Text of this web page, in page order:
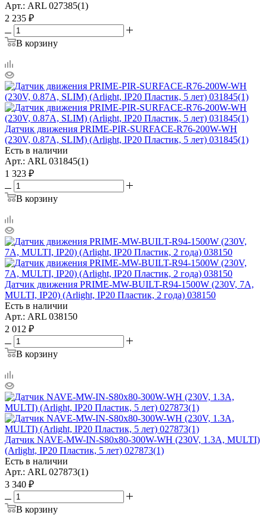
Арт.: ARL 027385(1)
2 235 ₽
В корзину
Датчик движения PRIME-PIR-SURFACE-R76-200W-WH
(230V, 0.87A, SLIM) (Arlight, IP20 Пластик, 5 лет) 031845(1)
Есть в наличии
Арт.: ARL 031845(1)
1 323 ₽
В корзину
Датчик движения PRIME-MW-BUILT-R94-1500W (230V, 7A,
MULTI, IP20) (Arlight, IP20 Пластик, 2 года) 038150
Есть в наличии
Арт.: ARL 038150
2 012 ₽
В корзину
Датчик NAVE-MW-IN-S80x80-300W-WH (230V, 1.3A, MULTI)
(Arlight, IP20 Пластик, 5 лет) 027873(1)
Есть в наличии
Арт.: ARL 027873(1)
3 340 ₽
В корзину